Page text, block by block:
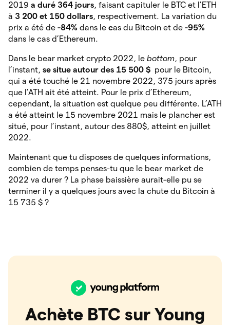
2019 a duré 364 jours, faisant capituler le BTC et l’ETH
à 3 200 et 150 dollars, respectivement. La variation du
prix a été de -84% dans le cas du Bitcoin et de -95%
dans le cas d’Ethereum.
Dans le bear market crypto 2022, le bottom, pour
l’instant, se situe autour des 15 500 $ pour le Bitcoin,
qui a été touché le 21 novembre 2022, 375 jours après
que l’ATH ait été atteint. Pour le prix d’Ethereum,
cependant, la situation est quelque peu différente. L’ATH
a été atteint le 15 novembre 2021 mais le plancher est
situé, pour l’instant, autour des 880$, atteint en juillet
2022.
Maintenant que tu disposes de quelques informations,
combien de temps penses-tu que le bear market de
2022 va durer ? La phase baissière aurait-elle pu se
terminer il y a quelques jours avec la chute du Bitcoin à
15 735 $ ?
Achète BTC sur Young